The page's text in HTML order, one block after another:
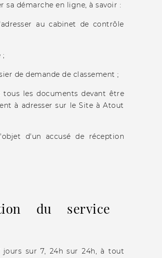
démarche en ligne, à savoir :
au cabinet de contrôle
;
de demande de classement ;
tous les documents devant être
à adresser sur le Site à Atout
d'un accusé de réception
du service
jours sur 7, 24h sur 24h, à tout